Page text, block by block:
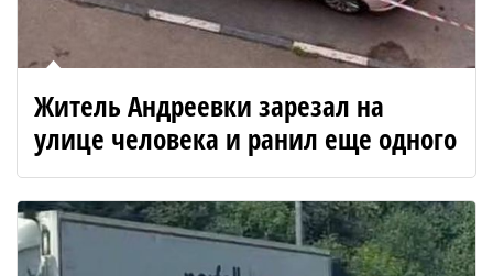
Житель Андреевки зарезал на
улице человека и ранил еще одного